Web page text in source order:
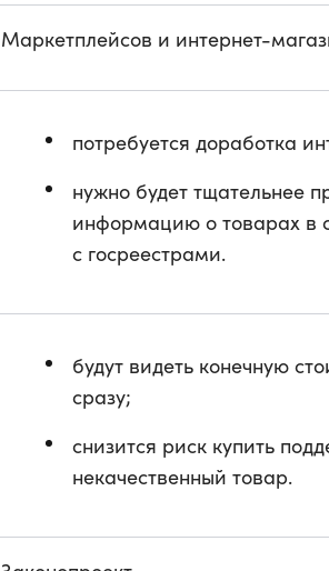
Маркетплейсов и интернет-
потребуется доработка
нужно будет тщательнее
информацию о товарах в
с госреестрами.
будут видеть конечную
сразу;
снизится риск купить
некачественный товар.